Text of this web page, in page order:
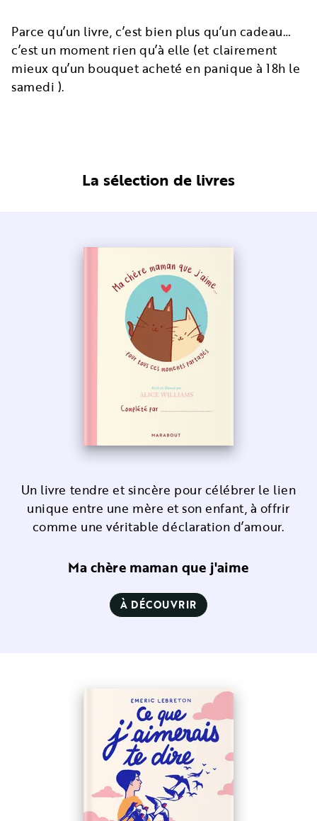
Parce qu’un livre, c’est bien plus qu’un cadeau…
c’est un moment rien qu’à elle (et clairement
mieux qu’un bouquet acheté en panique à 18h le
samedi ).
La sélection de livres
Un livre tendre et sincère pour célébrer le lien
unique entre une mère et son enfant, à offrir
comme une véritable déclaration d’amour.
Ma chère maman que j'aime
À DÉCOUVRIR